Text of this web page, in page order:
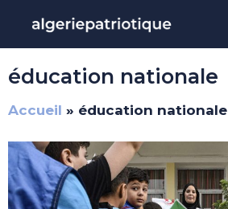
contenu
éducation nationale
Accueil » éducation nationale